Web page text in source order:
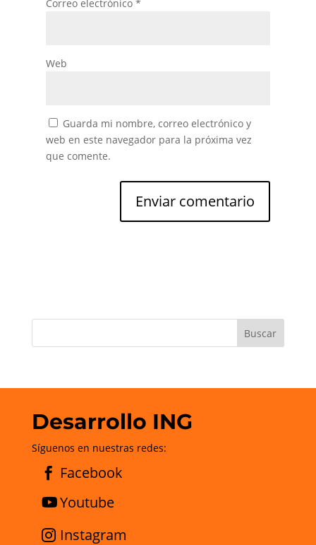
Correo electrónico *
Web
Guarda mi nombre, correo electrónico y
web en este navegador para la próxima vez
que comente.
Desarrollo ING
Síguenos en nuestras redes:
Facebook
Youtube
Instagram